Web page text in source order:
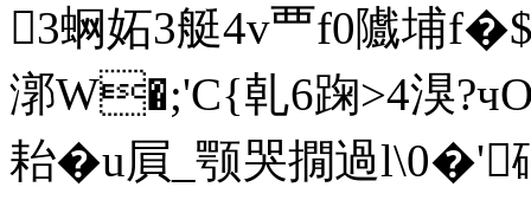
3蛧妬3艇4v覀f0隵埔
漷W�;'C{乹6踘>4湨
耛�u屓_颚哭撊過